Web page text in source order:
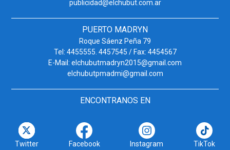
publicidad@elchubut.com.ar
PUERTO MADRYN
Roque Sáenz Peña 79
Tel: 4455555. 4457545 / Fax: 4454567
E-Mail: elchubutmadryn2015@gmail.com
elchubutpmadmi@gmail.com
ENCONTRANOS EN
Twitter Facebook Instagram TikTok